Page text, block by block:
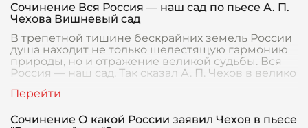
Сочинение Вся Россия — наш сад по пьесе А. П.
Чехова Вишневый сад
В трепетной тишине бескрайних земель России
душа находит не только шелестящую гармонию
природы, но и отражение великой судьбы. Вся
Россия — наш сад. Так сказал А. П. Чехов в велико
Сочинение О какой России заявил Чехов в пьесе